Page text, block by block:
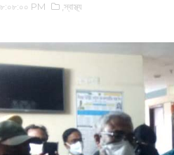
PM ,‌স্বাস্থ্য